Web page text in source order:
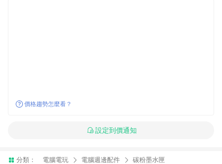
價格趨勢怎麼看？
設定到價通知
分類： 電腦電玩 電腦週邊配件 碳粉墨水匣